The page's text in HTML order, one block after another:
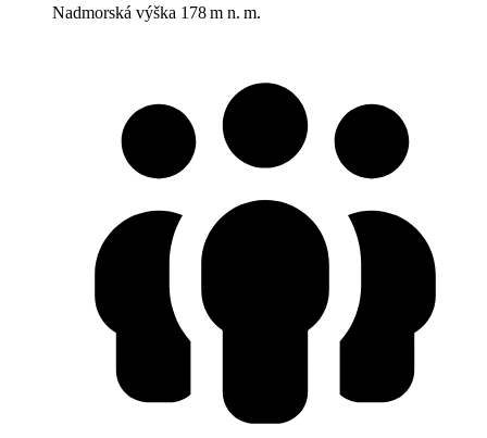
Nadmorská výška 178 m n. m.